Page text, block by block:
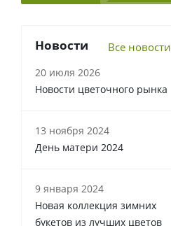
Новости Все новости
20 июля 2026
Новости цветочного рынка
13 ноября 2024
День матери 2024
9 января 2024
Новая коллекция зимних
букетов из лучших цветов